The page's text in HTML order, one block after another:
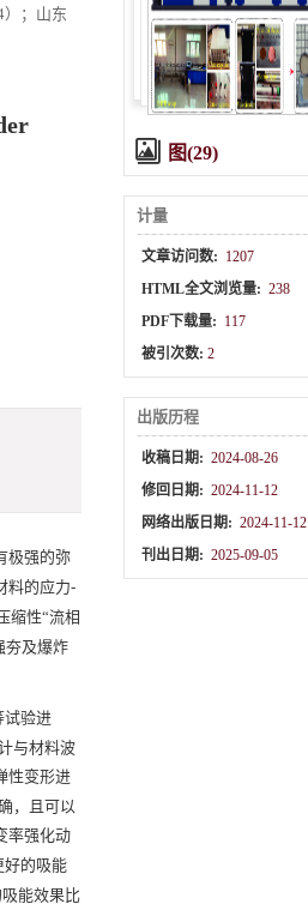
）；山东
极强的弥
料的应力-
缩性“流相
夯及爆炸
试验进
与材料波
性变形进
，且可以
率强化动
好的吸能
能效果比
图(29)
计量
文章访问数: 1207
HTML全文浏览量: 238
PDF下载量: 117
被引次数:2
出版历程
收稿日期: 2024-08-26
修回日期: 2024-11-12
网络出版日期: 2024-11-12
刊出日期: 2025-09-05